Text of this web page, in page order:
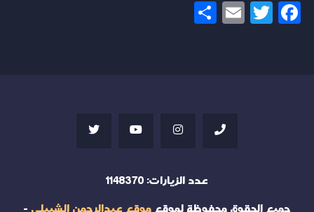
Facebook
Twitter
Email
عدد الزيارات: 1148370
جميع الحقوق محفوظة لموقعموقع عبدالرحمن الشبيلي -